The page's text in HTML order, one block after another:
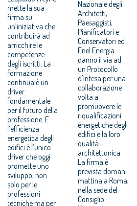
mette la sua
firma su
un’iniziativa che
contribuirà ad
arricchire le
competenze
degli iscritti. La
formazione
continua è un
driver
fondamentale
per il futuro della
professione. E
l’efficienza
energetica degli
edifici è l’unico
driver che oggi
promette uno
sviluppo, non
solo per le
professioni
tecniche ma per
Nazionale degli
Architetti,
Paesaggisti,
Pianificatori e
Conservatori ed
Enel Energia
danno il via ad
un Protocollo
d'Intesa per una
collaborazione
volta a
promuovere le
riqualificazioni
energetiche degli
edifici e la loro
qualità
architettonica.
La firma è
prevista domani
mattina a Roma,
nella sede del
Consiglio